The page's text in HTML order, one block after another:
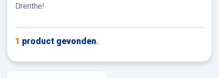
Drenthe!
1 product gevonden.